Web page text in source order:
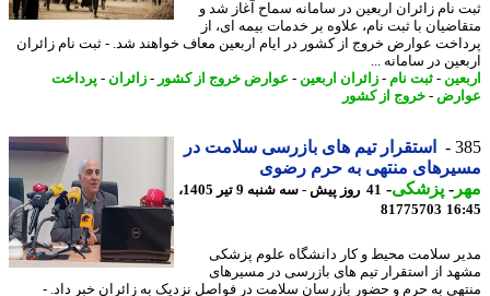
نام زائران اربعین در سامانه سماح آغاز شد و
با ثبت نام، علاوه بر خدمات بیمه ای، از
عوارض خروج از کشور در ایام اربعین معاف خواهند شد. - ثبت نام زائران
در سامانه ...
-ثبت نام-زائران اربعین -عوارض خروج از کشور-زائران-
پرداخت
-خروج از کشور
استقرار تیم های بازرسی سلامت در
منتهی به حرم رضوی
-پزشکی-
41 روز پیش - سه شنبه 9 تیر 1405،
81775703
سلامت محیط و کار دانشگاه علوم پزشکی
از استقرار تیم های بازرسی در مسیرهای
به حرم و حضور بازرسان سلامت در فواصل نزدیک به زائران خبر داد. -